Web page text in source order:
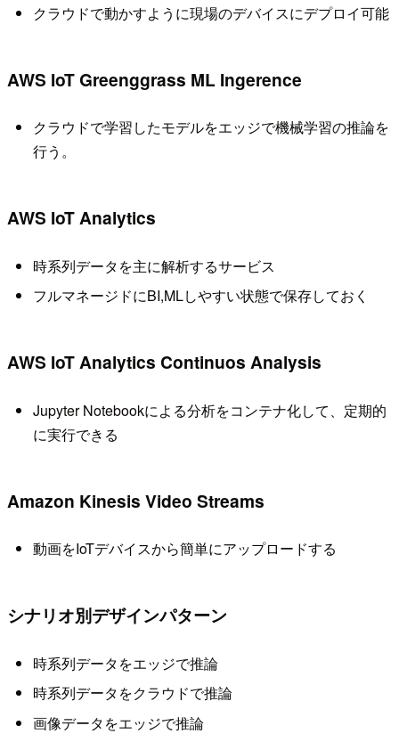
クラウドで動かすように現場のデバイスにデプロイ可能
AWS IoT Greenggrass ML Ingerence
クラウドで学習したモデルをエッジで機械学習の推論を
行う。
AWS IoT Analytics
時系列データを主に解析するサービス
フルマネージドにBI,MLしやすい状態で保存しておく
AWS IoT Analytics Continuos Analysis
Jupyter Notebookによる分析をコンテナ化して、定期的
に実行できる
Amazon Kinesis Video Streams
動画をIoTデバイスから簡単にアップロードする
シナリオ別デザインパターン
時系列データをエッジで推論
時系列データをクラウドで推論
画像データをエッジで推論